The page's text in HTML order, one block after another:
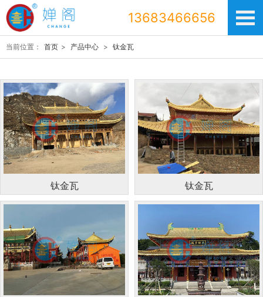
13683466656
当前位置： 首页 > 产品中心 > 钛金瓦
钛金瓦 钛金瓦